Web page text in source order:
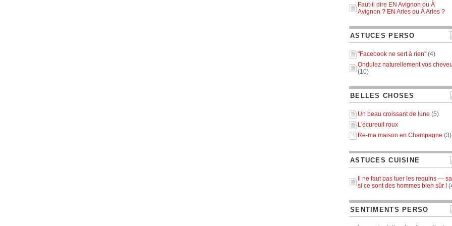
Faut-il dire EN Avignon ou À
Avignon ? EN Arles ou À Arles ?
ASTUCES PERSO
"Facebook ne sert à rien" (4)
Ondulez naturellement vos
(10)
BELLES CHOSES
Un beau croissant de lune (5)
L'écureuil roux
Re-ma maison en Champagne (3)
ASTUCES CUISINE
Il ne faut pas tuer les requins —
si ce sont des hommes bien sûr !
SENTIMENTS PERSO